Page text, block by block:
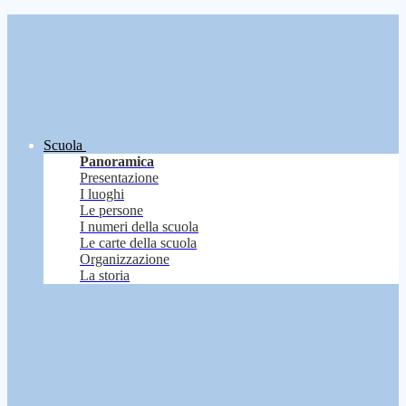
Scuola
Panoramica
Presentazione
I luoghi
Le persone
I numeri della scuola
Le carte della scuola
Organizzazione
La storia